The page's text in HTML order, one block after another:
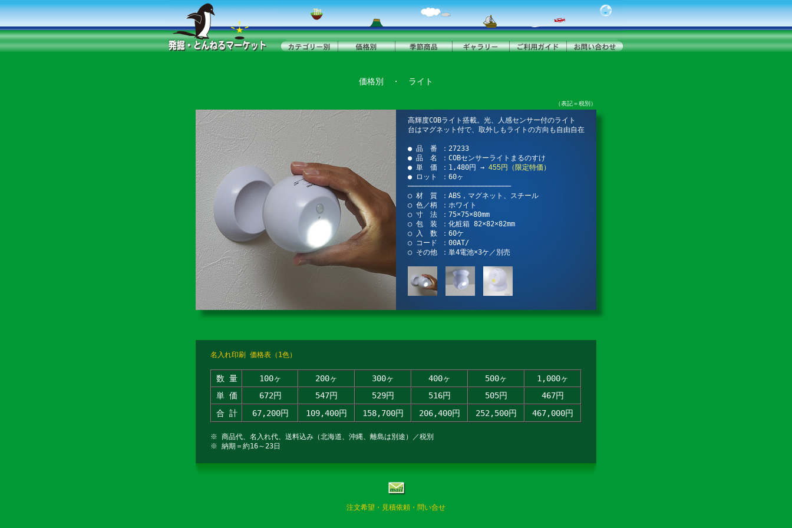
価格別 ・ ライト
（表記＝税別）
高輝度COBライト搭載。光、人感センサー付のライト
台はマグネット付で、取外しもライトの方向も自由自在
● 品 番 ：27233
● 品 名 ：COBセンサーライトまるのすけ
● 単 価 ：1,480円 → 455円（限定特価）
● ロット ：60ヶ
─────────────────────────
○ 材 質 ：ABS，マグネット、スチール
○ 色／柄 ：ホワイト
○ 寸 法 ：75×75×80mm
○ 包 装 ：化粧箱 82×82×82mm
○ 入 数 ：60ケ
○ コード ：00AT/
○ その他 ：単4電池×3ケ／別売
名入れ印刷 価格表（1色）
数 量 100ヶ 200ヶ 300ヶ 400ヶ 500ヶ
1,000ヶ
単 価
672円 547円 529円 516円 505円
467円
合 計
67,200円 109,400円 158,700円 206,400円 252,500円 467,000円
※ 商品代、名入れ代、送料込み（北海道、沖縄、離島は別途）／税別
※ 納期＝約16～23日
注文希望・見積依頼・問い合せ